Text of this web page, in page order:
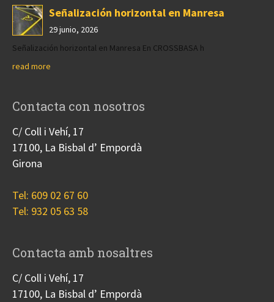
Señalización horizontal en Manresa
29 junio, 2026
Señalización horizontal en Manresa En CROSSBASA h
read more
Contacta con nosotros
C/ Coll i Vehí, 17
17100, La Bisbal d’ Empordà
Girona
Tel: 609 02 67 60
Tel: 932 05 63 58
Contacta amb nosaltres
C/ Coll i Vehí, 17
17100, La Bisbal d’ Empordà